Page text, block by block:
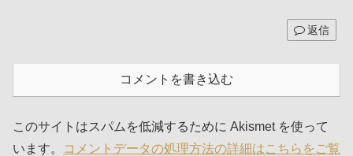
返信
コメントを書き込む
このサイトはスパムを低減するために Akismet を使って
います。
コメントデータの処理方法の詳細はこちらをご覧